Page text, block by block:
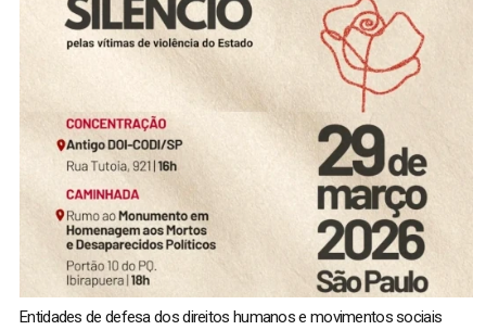
Entidades de defesa dos direitos humanos e movimentos sociais